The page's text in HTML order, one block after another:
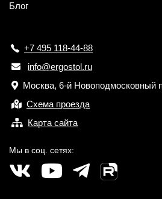
Блог
+7 495 118-44-88
info@ergostol.ru
Москва, 6-й Новоподмосковный
Схема проезда
Карта сайта
Мы в соц. сетях: